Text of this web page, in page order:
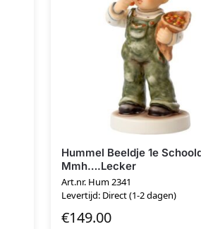
Hummel Beeldje 1e
Mmh….Lecker
Art.nr. Hum 2341
Levertijd: Direct (1-2 dagen)
€149.00